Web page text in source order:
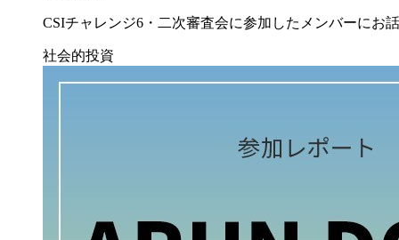
CSIチャレンジ6・二次審査会に参加したメンバーにお
社会的投資